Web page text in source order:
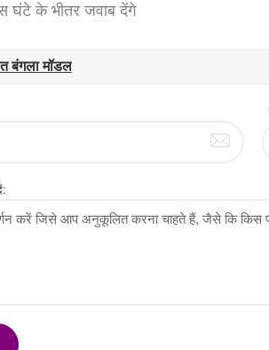
घंटे के भीतर जवाब देंगे
बंगला मॉडल